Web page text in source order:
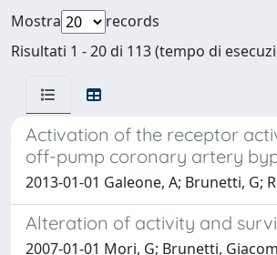
Mostra
records
Risultati 1 - 20 di 113 (tempo di
Activation of the receptor
off-pump coronary artery
2013-01-01 Galeone, A; Brunetti, G;
Alteration of activity and
2007-01-01 Mori, G; Brunetti,